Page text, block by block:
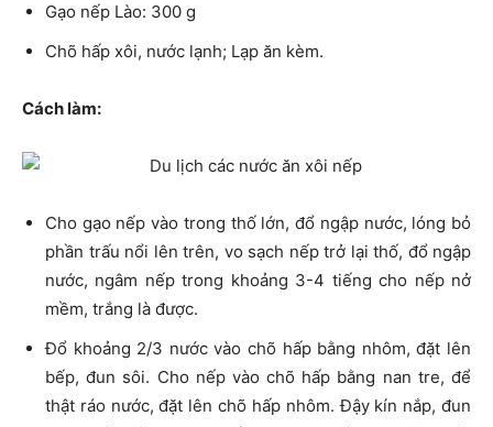
Gạo nếp Lào: 300 g
Chõ hấp xôi, nước lạnh; Lạp ăn kèm.
Cách làm:
Cho gạo nếp vào trong thố lớn, đổ ngập nước, lóng bỏ
phần trấu nổi lên trên, vo sạch nếp trở lại thố, đổ ngập
nước, ngâm nếp trong khoảng 3-4 tiếng cho nếp nở
mềm, trắng là được.
Đổ khoảng 2/3 nước vào chõ hấp bằng nhôm, đặt lên
bếp, đun sôi. Cho nếp vào chõ hấp bằng nan tre, để
thật ráo nước, đặt lên chõ hấp nhôm. Đậy kín nắp, đun